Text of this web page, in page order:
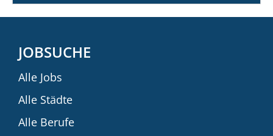
JOBSUCHE
Alle Jobs
Alle Städte
Alle Berufe